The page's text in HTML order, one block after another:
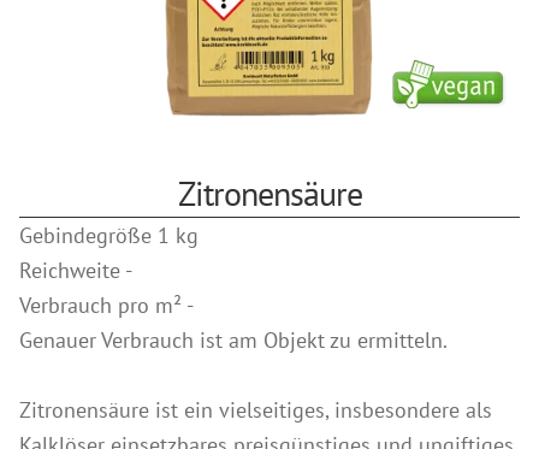
Lehmfarben
Silikatfarben
Putze & Spachteltechniken
Grundierung
Kalkputze
Spachtel- und Glättetechniken
weitere Putze
Zitronensäure
Gebindegröße 1 kg
Reichweite -
Verbrauch pro m² -
Genauer Verbrauch ist am Objekt zu ermitteln.
Zitronensäure ist ein vielseitiges, insbesondere als